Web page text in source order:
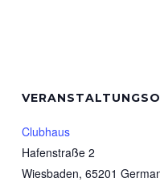
Clubhaus
Hafenstraße 2
Wiesbaden, 65201